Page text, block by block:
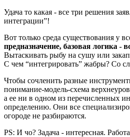
Удача то какая - все три решения
интеграции”!
Вот только среда существования у
предназначение, базовая логика -
Вытаскивать рыбу на сушу или
С чем “интегрировать” жабры? Со
Чтобы сочленить разные
понимание-модель-схема
а ее ни в одном из перечисленных
определению. Они все
огороде не разбираются.
PS: И чо? Задача - интересная.